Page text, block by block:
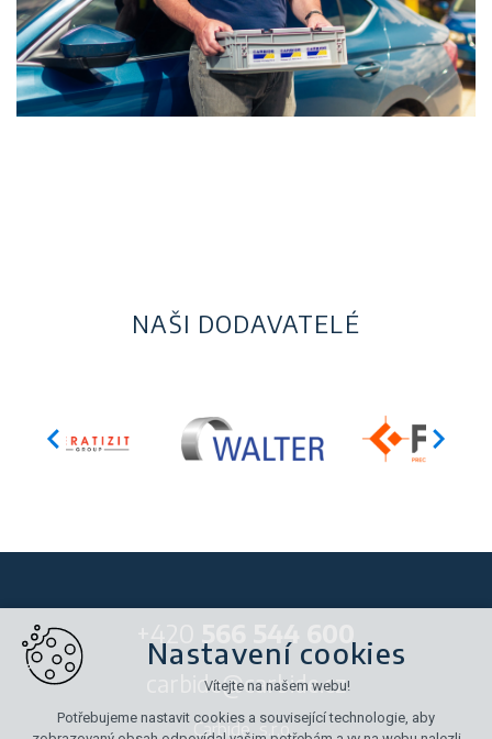
NAŠI DODAVATELÉ
carbide@carbide.cz
Carbide, s.r.o.,
Nastavení cookies
Vítejte na našem webu!
Potřebujeme nastavit cookies a související technologie, aby